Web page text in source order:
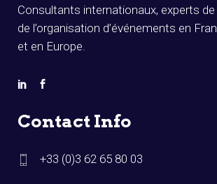
Consultants internationaux, experts
de l’organisation d’événements en
et en Europe.
Contact Info
+33 (0)3 62 65 80 03